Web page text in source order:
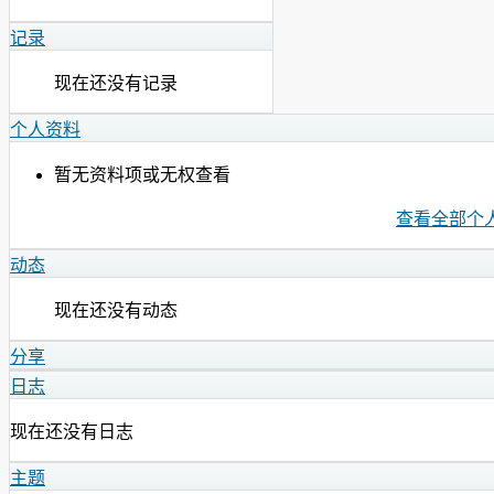
记录
现在还没有记录
个人资料
暂无资料项或无权查看
查看全部个
动态
现在还没有动态
分享
日志
现在还没有日志
主题